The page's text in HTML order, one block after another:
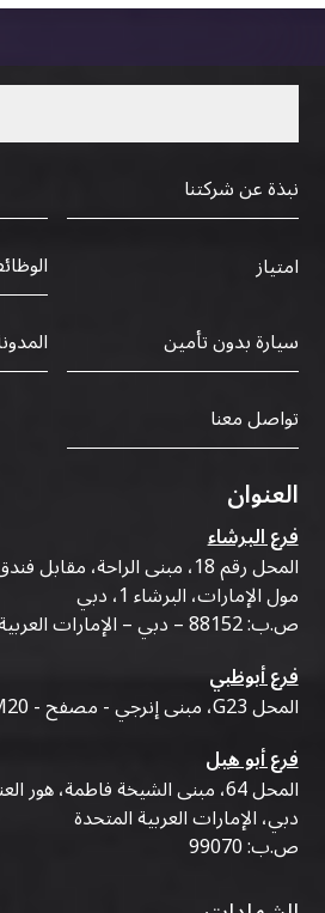
نبذة عن شركتنا
امتياز
سيارة بدون تأمين
تواصل معنا
العنوان
فرع البرشاء
المحل رقم 18، مبنى الراحة،
مول الإمارات، البرشاء 1، دبي
ص.ب: 88152 – دبي – الإمارات العربية المتحدة
فرع أبوظبي
المحل G23، مبنى إنرجي - مصفح - M20 - أبوظبي
فرع أبو هيل
المحل 64، مبنى الشيخة فاطمة،
دبي، الإمارات العربية المتحدة
ص.ب: 99070